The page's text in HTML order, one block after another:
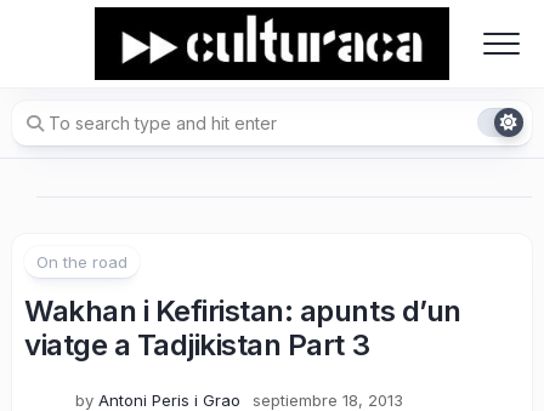
On the road
Wakhan i Kefiristan: apunts d’un
viatge a Tadjikistan Part 3
by Antoni Peris i Grao septiembre 18, 2013